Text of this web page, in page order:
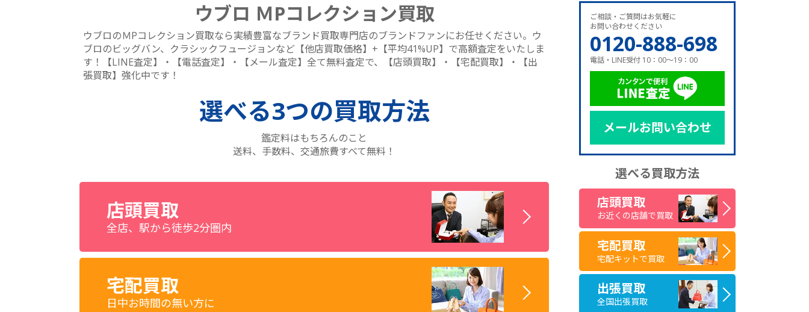
ウブロ ＭPコレクション買取
ウブロのＭPコレクション買取なら実績豊富なブランド買取専門店のブランドファンにお任せください。ウ
ブロのビッグバン、クラシックフュージョンなど【他店買取価格】+【平均41%UP】で高額査定をいたしま
す！【LINE査定】・【電話査定】・【メール査定】全て無料査定で、【店頭買取】・【宅配買取】・【出
張買取】強化中です！
選べる3つの買取方法
鑑定料はもちろんのこと
送料、手数料、交通旅費すべて無料！
店頭買取
全店、駅から徒歩2分圏内
宅配買取
日中お時間の無い方に
ご相談・ご質問はお気軽に
お問い合わせください
0120-888-698
電話・LINE受付 10：00～19：00
メールお問い合わせ
選べる買取方法
店頭買取
お近くの店舗で買取
宅配買取
宅配キットで買取
出張買取
全国出張買取